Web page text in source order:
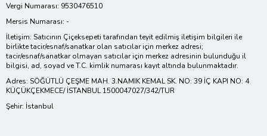
Vergi Numarası: 9530476510
Mersis Numarası: -
İletişim: Satıcının Çiçeksepeti tarafından teyit edilmiş iletişim bilgileri ile
birlikte tacir/esnaf/sanatkar olan satıcılar için merkez adresi;
tacir/esnaf/sanatkar olmayan satıcılar için merkez adresinin bulunduğu il
bilgisi, ad, soyad ve T.C. kimlik numarası kayıt altında bulunmaktadır.
Adres: SÖĞÜTLÜ ÇEŞME MAH. 3.NAMIK KEMAL SK. NO: 39 İÇ KAPI NO: 4
KÜÇÜKÇEKMECE/ İSTANBUL 1500047027/342/TUR
Şehir: İstanbul